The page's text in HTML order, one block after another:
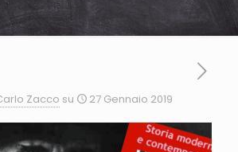
Zacco su 27 Gennaio 2019